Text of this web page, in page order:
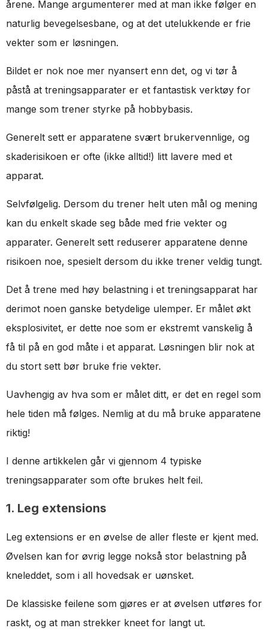
årene. Mange argumenterer med at man ikke følger en
naturlig bevegelsesbane, og at det utelukkende er frie
vekter som er løsningen.
Bildet er nok noe mer nyansert enn det, og vi tør å
påstå at treningsapparater er et fantastisk verktøy for
mange som trener styrke på hobbybasis.
Generelt sett er apparatene svært brukervennlige, og
skaderisikoen er ofte (ikke alltid!) litt lavere med et
apparat.
Selvfølgelig. Dersom du trener helt uten mål og mening
kan du enkelt skade seg både med frie vekter og
apparater. Generelt sett reduserer apparatene denne
risikoen noe, spesielt dersom du ikke trener veldig tungt.
Det å trene med høy belastning i et treningsapparat har
derimot noen ganske betydelige ulemper. Er målet økt
eksplosivitet, er dette noe som er ekstremt vanskelig å
få til på en god måte i et apparat. Løsningen blir nok at
du stort sett bør bruke frie vekter.
Uavhengig av hva som er målet ditt, er det en regel som
hele tiden må følges. Nemlig at du må bruke apparatene
riktig!
I denne artikkelen går vi gjennom 4 typiske
treningsapparater som ofte brukes helt feil.
1. Leg extensions
Leg extensions er en øvelse de aller fleste er kjent med.
Øvelsen kan for øvrig legge nokså stor belastning på
kneleddet, som i all hovedsak er uønsket.
De klassiske feilene som gjøres er at øvelsen utføres for
raskt, og at man strekker kneet for langt ut.